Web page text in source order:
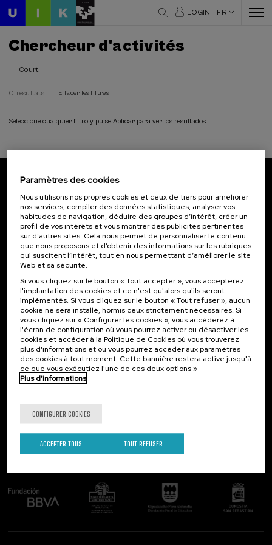
LOGIN FR
Chercheur d'activités
Court
0 résultats Effacer les filtres
Seleccione cualquier filtro y pulse Aplicar para ver los resultados
Inscrivez-vous pour être le premier à recevoir les
actualités de l'UIK.
S'abonner
Contact
Palacio Miramar
Paseo de Miraconcha, 48
20007 Donostia / San Sebastián
Gipuzkoa, Spain
Contactez-nous!
Intéressant...
Activités précédentes
Suivez-nous
Paramètres des cookies
Nous utilisons nos propres cookies et ceux de tiers pour améliorer
nos services, compiler des données statistiques, analyser vos
habitudes de navigation, déduire des groupes d’intérêt, créer un
profil de vos intérêts et vous montrer des publicités pertinentes
sur d’autres sites. Cela nous permet de personnaliser le contenu
que nous proposons et d’obtenir des informations sur les rubriques
qui suscitent l’intérêt, tout en nous permettant d’améliorer le site
Web et sa sécurité.
Si vous cliquez sur le bouton « Tout accepter », vous accepterez
l'implantation des cookies et ce n'est qu'alors qu'ils seront
implémentés. Si vous cliquez sur le bouton « Tout refuser », aucun
cookie ne sera installé, hormis ceux strictement nécessaires. Si
vous cliquez sur « Configurer les cookies », vous accéderez à
l'écran de configuration où vous pourrez activer ou désactiver les
cookies et accéder à la Politique de Cookies où vous trouverez
plus d'informations et où vous pourrez accéder aux paramètres
des cookies à tout moment. Cette bannière restera active jusqu'à
ce que vous exécutiez l'une de ces deux options »
Plus d'informations
CONFIGURER COOKIES
TOUT REFUSER
ACCEPTER TOUS